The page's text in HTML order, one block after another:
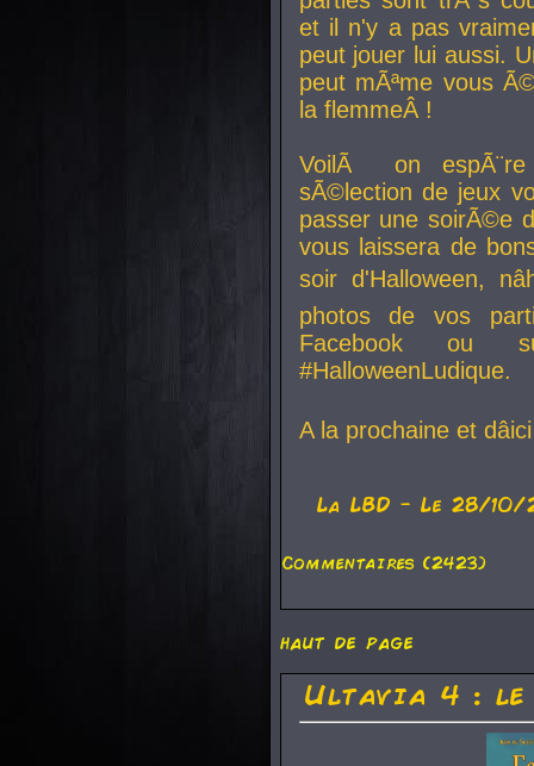
et il n'y a pas
peut jouer lui aussi.
peut mÃªme vous
la flemmeÂ !
VoilÃ on
sÃ©lection de jeux
passer une soirÃ©e
vous laissera de
soir d'Halloween,
photos de vos
Facebook ou
#HalloweenLudique.
A la prochaine et
La LBD - Le 28/10/
Commentaires (2423)
haut de page
Ultavia 4 :